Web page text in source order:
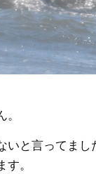
いと言ってまし
。